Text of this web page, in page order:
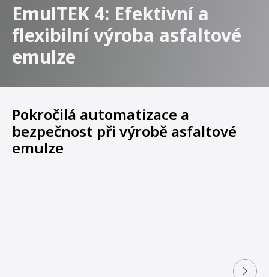
EmulTEK 4: Efektivní a
flexibilní výroba asfaltové
emulze
Pokročilá automatizace a
bezpečnost při výrobě asfaltové
emulze